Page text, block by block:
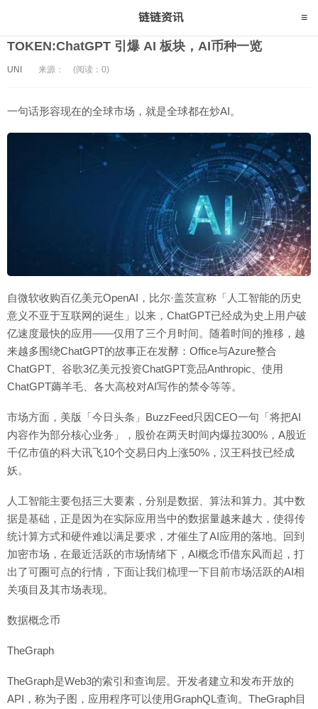
TOKEN:ChatGPT 引爆 AI 板块，AI币种一览
UNI 来源： (阅读：0)
一句话形容现在的全球市场，就是全球都在炒AI。
自微软收购百亿美元OpenAI，比尔·盖茨宣称「人工智能的历史
意义不亚于互联网的诞生」以来，ChatGPT已经成为史上用户破
亿速度最快的应用——仅用了三个月时间。随着时间的推移，越
来越多围绕ChatGPT的故事正在发酵：Office与Azure整合
ChatGPT、谷歌3亿美元投资ChatGPT竞品Anthropic、使用
ChatGPT薅羊毛、各大高校对AI写作的禁令等等。
市场方面，美版「今日头条」BuzzFeed只因CEO一句「将把AI
内容作为部分核心业务」，股价在两天时间内爆拉300%，A股近
千亿市值的科大讯飞10个交易日内上涨50%，汉王科技已经成
妖。
人工智能主要包括三大要素，分别是数据、算法和算力。其中数
据是基础，正是因为在实际应用当中的数据量越来越大，使得传
统计算方式和硬件难以满足要求，才催生了AI应用的落地。回到
加密市场，在最近活跃的市场情绪下，AI概念币借东风而起，打
出了可圈可点的行情，下面让我们梳理一下目前市场活跃的AI相
关项目及其市场表现。
数据概念币
TheGraph
TheGraph是Web3的索引和查询层。开发者建立和发布开放的
API，称为子图，应用程序可以使用GraphQL查询。TheGraph目